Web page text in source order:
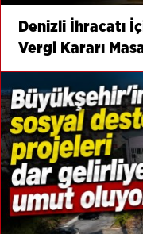
Denizli İhracatı
Vergi Kararı